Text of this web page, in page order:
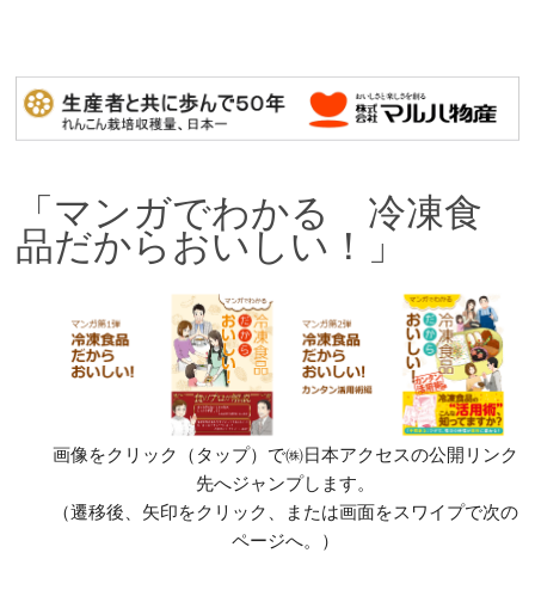
「マンガでわかる 冷凍食
品だからおいしい！」
画像をクリック（タップ）で㈱日本アクセスの公開リンク
先へジャンプします。
（遷移後、矢印をクリック、または画面をスワイプで次の
ページへ。）